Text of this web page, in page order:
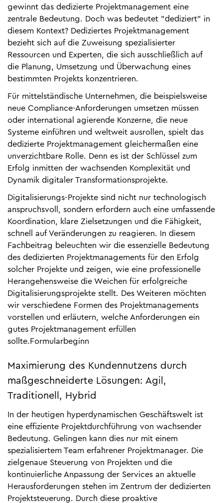
gewinnt das dedizierte Projektmanagement eine
zentrale Bedeutung. Doch was bedeutet "dediziert" in
diesem Kontext? Dediziertes Projektmanagement
bezieht sich auf die Zuweisung spezialisierter
Ressourcen und Experten, die sich ausschließlich auf
die Planung, Umsetzung und Überwachung eines
bestimmten Projekts konzentrieren.
Für mittelständische Unternehmen, die beispielsweise
neue Compliance-Anforderungen umsetzen müssen
oder international agierende Konzerne, die neue
Systeme einführen und weltweit ausrollen, spielt das
dedizierte Projektmanagement gleichermaßen eine
unverzichtbare Rolle. Denn es ist der Schlüssel zum
Erfolg inmitten der wachsenden Komplexität und
Dynamik digitaler Transformationsprojekte.
Digitalisierungs-Projekte sind nicht nur technologisch
anspruchsvoll, sondern erfordern auch eine umfassende
Koordination, klare Zielsetzungen und die Fähigkeit,
schnell auf Veränderungen zu reagieren. In diesem
Fachbeitrag beleuchten wir die essenzielle Bedeutung
des dedizierten Projektmanagements für den Erfolg
solcher Projekte und zeigen, wie eine professionelle
Herangehensweise die Weichen für erfolgreiche
Digitalisierungsprojekte stellt. Des Weiteren möchten
wir verschiedene Formen des Projektmanagements
vorstellen und erläutern, welche Anforderungen ein
gutes Projektmanagement erfüllen
sollte.Formularbeginn
Maximierung des Kundennutzens durch
maßgeschneiderte Lösungen: Agil,
Traditionell, Hybrid
In der heutigen hyperdynamischen Geschäftswelt ist
eine effiziente Projektdurchführung von wachsender
Bedeutung. Gelingen kann dies nur mit einem
spezialisiertem Team erfahrener Projektmanager. Die
zielgenaue Steuerung von Projekten und die
kontinuierliche Anpassung der Services an aktuelle
Herausforderungen stehen im Zentrum der dedizierten
Projektsteuerung. Durch diese proaktive